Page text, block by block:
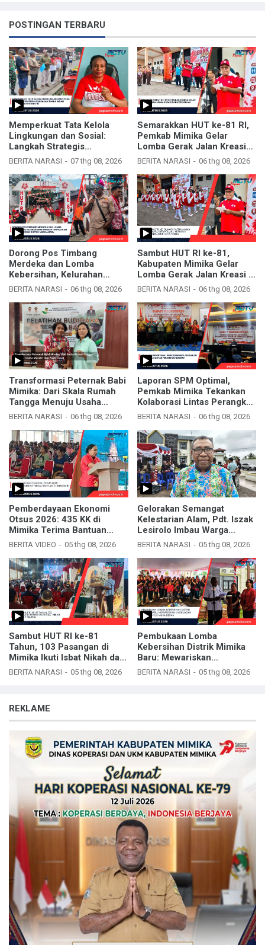
POSTINGAN TERBARU
Memperkuat Tata Kelola
Lingkungan dan Sosial:
Langkah Strategis
Kelurahan Timika Indah
Menjelang HUT RI ke-81
BERITA NARASI 07 thg 08, 2026
Semarakkan HUT ke-81 RI,
Pemkab Mimika Gelar
Lomba Gerak Jalan Kreasi
dan Kebersihan
BERITA NARASI 06 thg 08, 2026
Dorong Pos Timbang
Merdeka dan Lomba
Kebersihan, Kelurahan
Wanagon Tingkatkan
Sinergi dengan Distrik
Mimika Baru
BERITA NARASI 06 thg 08, 2026
Sambut HUT RI ke-81,
Kabupaten Mimika Gelar
Lomba Gerak Jalan Kreasi di
Sepanjang Kota Timika
BERITA NARASI 06 thg 08, 2026
Transformasi Peternak Babi
Mimika: Dari Skala Rumah
Tangga Menuju Usaha
Mandiri dan Profesional
BERITA NARASI 06 thg 08, 2026
Laporan SPM Optimal,
Pemkab Mimika Tekankan
Kolaborasi Lintas Perangkat
Daerah
BERITA NARASI 06 thg 08, 2026
Pemberdayaan Ekonomi
Otsus 2026: 435 KK di
Mimika Terima Bantuan
Ternak Babi
BERITA VIDEO 05 thg 08, 2026
Gelorakan Semangat
Kelestarian Alam, Pdt. Iszak
Lesirolo Imbau Warga
Mimika Jaga Kebersihan
BERITA NARASI 05 thg 08, 2026
Sambut HUT RI ke-81
Tahun, 103 Pasangan di
Mimika Ikuti Isbat Nikah dan
Nikah Massal
BERITA NARASI 05 thg 08, 2026
Pembukaan Lomba
Kebersihan Distrik Mimika
Baru: Mewariskan
Lingkungan Sehat untuk
BERITA NARASI 05 thg 08, 2026
REKLAME